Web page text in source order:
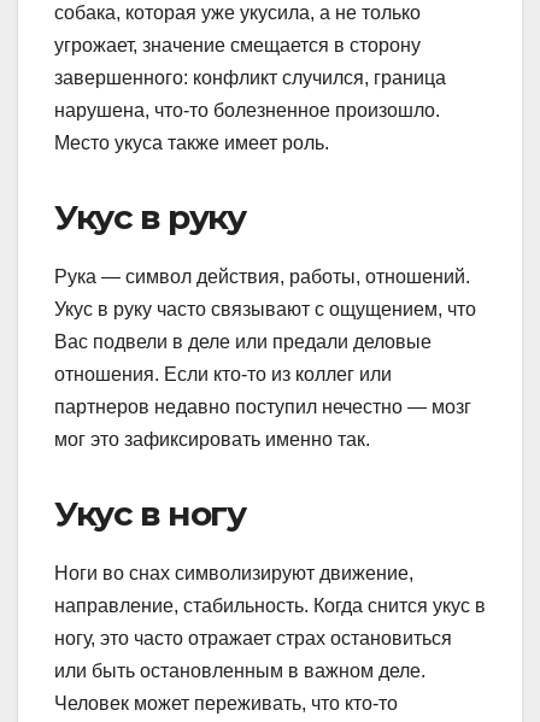
собака, которая уже укусила, а не только
угрожает, значение смещается в сторону
завершенного: конфликт случился, граница
нарушена, что-то болезненное произошло.
Место укуса также имеет роль.
Укус в руку
Рука — символ действия, работы, отношений.
Укус в руку часто связывают с ощущением, что
Вас подвели в деле или предали деловые
отношения. Если кто-то из коллег или
партнеров недавно поступил нечестно — мозг
мог это зафиксировать именно так.
Укус в ногу
Ноги во снах символизируют движение,
направление, стабильность. Когда снится укус в
ногу, это часто отражает страх остановиться
или быть остановленным в важном деле.
Человек может переживать, что кто-то